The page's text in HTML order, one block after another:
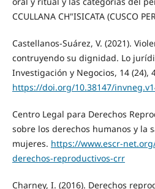
CCULLANA CH"ISICATA (CUSCO
Castellanos-Suárez, V. (2021).
contruyendo su dignidad. Lo
Investigación y Negocios, 14 (24),
https://doi.org/10.38147/
Centro Legal para Derechos
sobre los derechos humanos y la
mujeres. https://www.escr-
derechos-reproductivos-crr
Charney, I. (2016). Derechos